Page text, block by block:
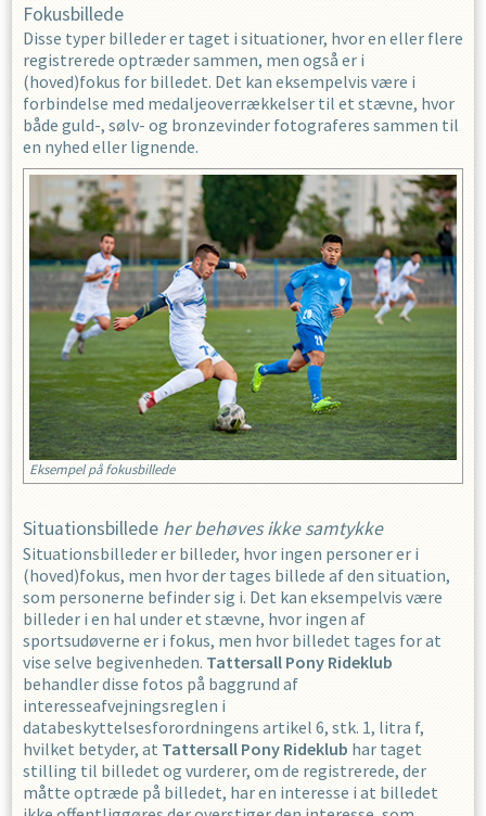
Fokusbillede
Disse typer billeder er taget i situationer, hvor en eller flere
registrerede optræder sammen, men også er i
(hoved)fokus for billedet. Det kan eksempelvis være i
forbindelse med medaljeoverrækkelser til et stævne, hvor
både guld-, sølv- og bronzevinder fotograferes sammen til
en nyhed eller lignende.
Eksempel på fokusbillede
Situationsbillede her behøves ikke samtykke
Situationsbilleder er billeder, hvor ingen personer er i
(hoved)fokus, men hvor der tages billede af den situation,
som personerne befinder sig i. Det kan eksempelvis være
billeder i en hal under et stævne, hvor ingen af
sportsudøverne er i fokus, men hvor billedet tages for at
vise selve begivenheden. Tattersall Pony Rideklub
behandler disse fotos på baggrund af
interesseafvejningsreglen i
databeskyttelsesforordningens artikel 6, stk. 1, litra f,
hvilket betyder, at Tattersall Pony Rideklub har taget
stilling til billedet og vurderer, om de registrerede, der
måtte optræde på billedet, har en interesse i at billedet